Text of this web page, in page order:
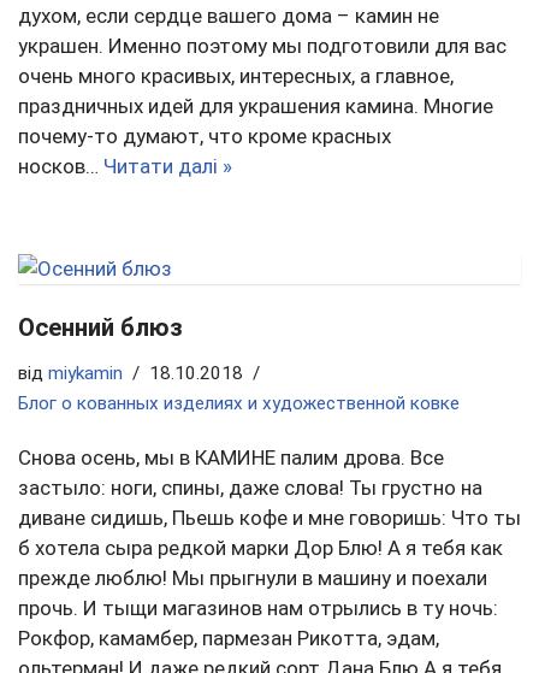
духом, если сердце вашего дома – камин не
украшен. Именно поэтому мы подготовили для вас
очень много красивых, интересных, а главное,
праздничных идей для украшения камина. Многие
почему-то думают, что кроме красных
носков… Читати далі »
Осенний блюз
від miykamin
18.10.2018
Блог о кованных изделиях и художественной ковке
Снова осень, мы в КАМИНЕ палим дрова. Все
застыло: ноги, спины, даже слова! Ты грустно на
диване сидишь, Пьешь кофе и мне говоришь: Что ты
б хотела сыра редкой марки Дор Блю! А я тебя как
прежде люблю! Мы прыгнули в машину и поехали
прочь. И тыщи магазинов нам отрылись в ту ночь:
Рокфор, камамбер, пармезан Рикотта, эдам,